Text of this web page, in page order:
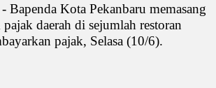
- Bapenda Kota Pekanbaru memasang
daerah di sejumlah restoran
pajak, Selasa (10/6).